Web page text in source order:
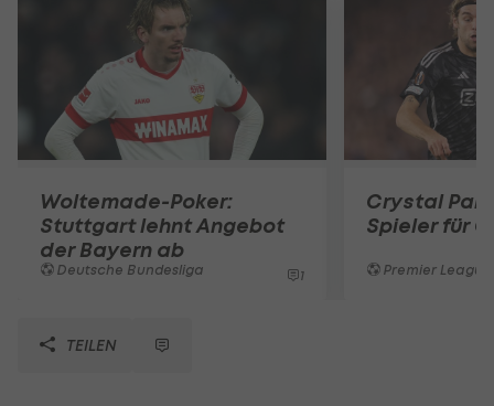
Woltemade-Poker:
Stuttgart lehnt Angebot
der Bayern ab
Deutsche Bundesliga 1
Crystal
Spieler für
Premier League
TEILEN